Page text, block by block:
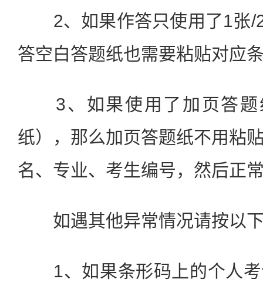
2、如果作答只使用了1张/2
答空白答题纸也需要粘贴对应
3、如果使用了加页答题
纸），那么加页答题纸不用粘
名、专业、考生编号，然后正
如遇其他异常情况请按以下
1、如果条形码上的个人考